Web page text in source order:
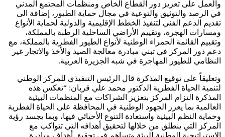
والعمل على تعزيز دور القطاع الخاص ومنظمات المجتمع المدني
في الرصد والتوثيق والتوعية في مجال حماية الطيور، إضافة الى
تقديم الدعم الفني لتنفيذ الخطط الإقليمية والدولية لحماية الأنواع
ومسارات الهجرة، وتقييم الأراضي الساحلية الرطبة بالمملكة،
وتقييم القائمة الحمراء الوطنية لأنواع الطيور الفطرية بالمملكة، مع
دعم دور المركز في تبني مبادرة معالجة الصيد والأخذ والاتجار غير
النظامي للطيور المهاجرة في شبه الجزيرة العربية.
وتعليقاً على توقيع المذكرة قال الرئيس التنفيذي للمركز الوطني
لتنمية الحياة الفطرية الدكتور محمد علي قربان: “تعكس هذه
المذكرة التزام المركز بتعزيز الشراكات مع المنظمات البيئية
العالمية بما يعزز الجهود الوطنية في المحافظة على الحياة الفطرية
وحماية النظم البيئية واستعادة التنوع الأحيائي فيها، وبما يجسد رؤية
المركز التي ينطلق من خلالها لتحقيق أهدافه التي تتواكب مع
الاستراتيجية الوطنية للبيئة وتساهم في تحقيق أهداف مبادرة